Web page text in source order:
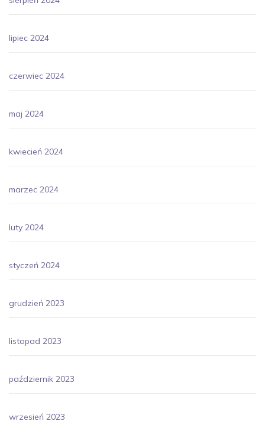
lipiec 2024
czerwiec 2024
maj 2024
kwiecień 2024
marzec 2024
luty 2024
styczeń 2024
grudzień 2023
listopad 2023
październik 2023
wrzesień 2023